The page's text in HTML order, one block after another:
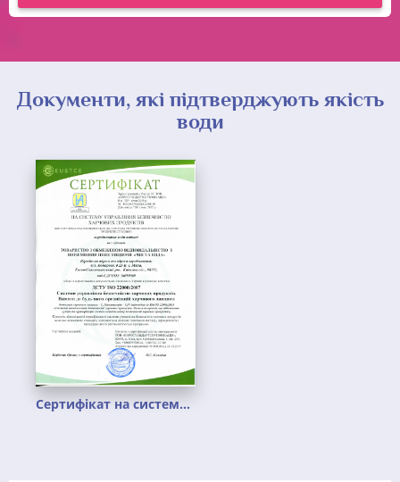
Документи, які підтверджують якість
води
Сертифікат на систему управління безпечністю харчових продуктів